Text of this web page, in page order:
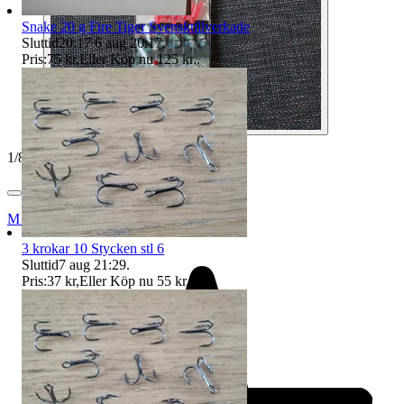
1/8
Mister X
Snake 20 g Fire Tiger Svensktillverkade
Sluttid20:17 6 aug 20:17.
Pris:75 kr,Eller Köp nu 125 kr,.
3 krokar 10 Stycken stl 6
Sluttid7 aug 21:29.
Pris:37 kr,Eller Köp nu 55 kr,.